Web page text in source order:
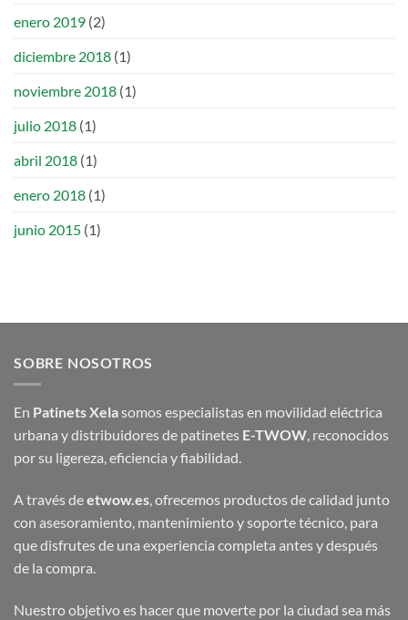
enero 2019 (2)
diciembre 2018 (1)
noviembre 2018 (1)
julio 2018 (1)
abril 2018 (1)
enero 2018 (1)
junio 2015 (1)
SOBRE NOSOTROS
En Patinets Xelasomos especialistas en movilidad eléctrica
urbana y distribuidores de patinetes E-TWOW, reconocidos
por su ligereza, eficiencia y fiabilidad.
A través deetwow.es, ofrecemos productos de calidad junto
con asesoramiento, mantenimiento y soporte técnico, para
que disfrutes de una experiencia completa antes y después
de la compra.
Nuestro objetivo es hacer que moverte por la ciudad sea más